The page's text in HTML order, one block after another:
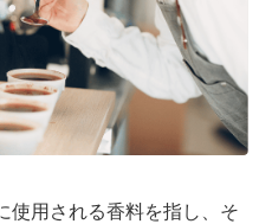
使用される香料を指し、そ